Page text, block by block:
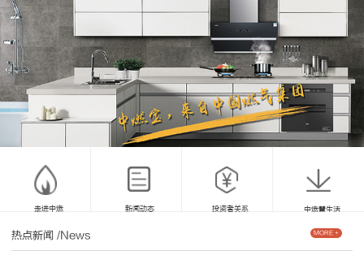
走进中燃 新闻动态 投资者关系 中燃慧生活
热点新闻 /News MORE +